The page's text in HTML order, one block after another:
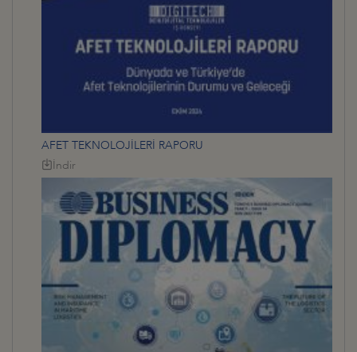
AFET TEKNOLOJİLERİ RAPORU
İndir